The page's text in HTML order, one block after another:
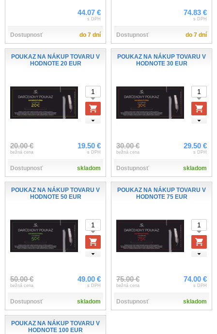
44.07 €
s DPH
Dostupnosť do 7 dní
74.83 €
s DPH
Dostupnosť do 7 dní
POUKAZ NA NÁKUP TOVARU V
HODNOTE 20 EUR
20.00 €
bežná cena
19.50 €
s DPH
Dostupnosť skladom
POUKAZ NA NÁKUP TOVARU V
HODNOTE 30 EUR
30.00 €
bežná cena
29.50 €
s DPH
Dostupnosť skladom
POUKAZ NA NÁKUP TOVARU V
HODNOTE 50 EUR
50.00 €
bežná cena
49.00 €
s DPH
Dostupnosť skladom
POUKAZ NA NÁKUP TOVARU V
HODNOTE 75 EUR
75.00 €
bežná cena
74.00 €
s DPH
Dostupnosť skladom
POUKAZ NA NÁKUP TOVARU V
HODNOTE 100 EUR